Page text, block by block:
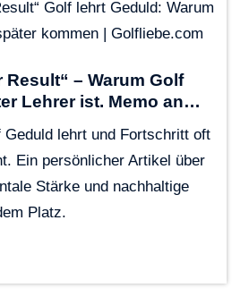
– Warum Golf
Lehrer ist. Memo an…
Geduld lehrt und Fortschritt oft
Ein persönlicher Artikel über
Stärke und nachhaltige
Platz.